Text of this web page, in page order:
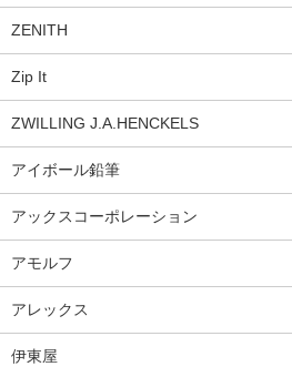
ZENITH
Zip It
ZWILLING J.A.HENCKELS
アイボール鉛筆
アックスコーポレーション
アモルフ
アレックス
伊東屋